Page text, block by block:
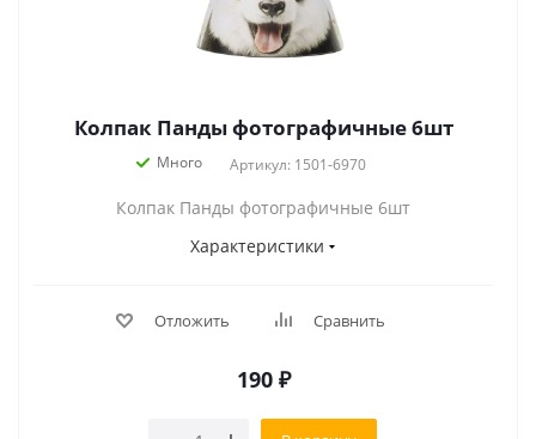
Колпак Панды фотографичные 6шт
Много Артикул: 1501-6970
Колпак Панды фотографичные 6шт
Характеристики
Отложить Сравнить
190 ₽